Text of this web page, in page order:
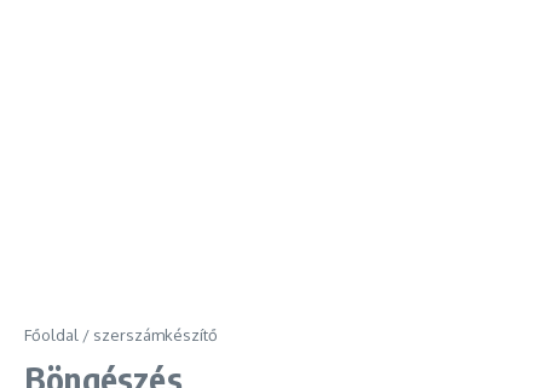
Főoldal / szerszámkészítő
Böngészés